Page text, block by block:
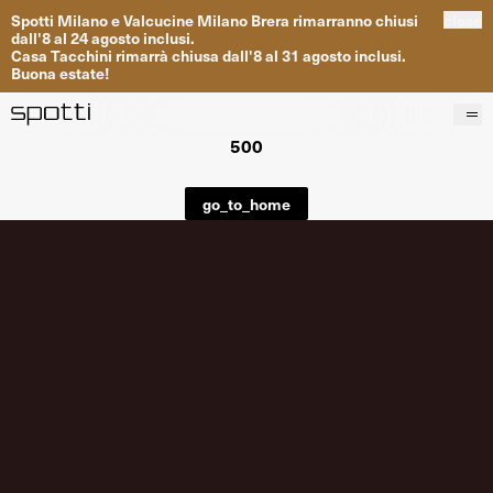
Spotti MilanoeValcucine Milano Brera rimarrannochiusi
dall'8al 24agosto inclusi.
Casa Tacchini rimarrà chiusa dall'8al 31 agosto inclusi.
Buona estate!
Progetti
500
go_to_home